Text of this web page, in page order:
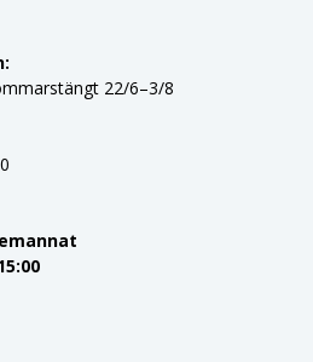
22/6–3/8